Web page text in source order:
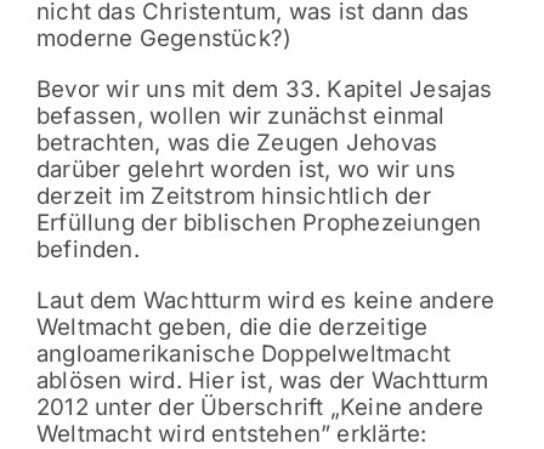
nicht das Christentum, was ist dann das
moderne Gegenstück?)
Bevor wir uns mit dem 33. Kapitel Jesajas
befassen, wollen wir zunächst einmal
betrachten, was die Zeugen Jehovas
darüber gelehrt worden ist, wo wir uns
derzeit im Zeitstrom hinsichtlich der
Erfüllung der biblischen Prophezeiungen
befinden.
Laut dem Wachtturm wird es keine andere
Weltmacht geben, die die derzeitige
angloamerikanische Doppelweltmacht
ablösen wird. Hier ist, was der Wachtturm
2012 unter der Überschrift „Keine andere
Weltmacht wird entstehen” erklärte: